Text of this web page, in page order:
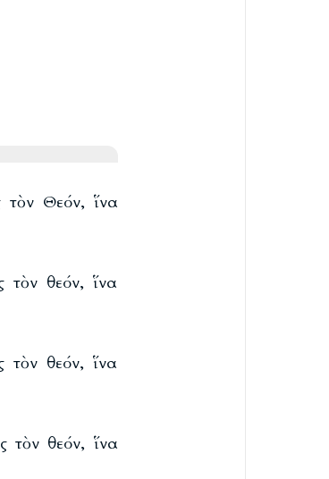
τὸν Θεόν, ἵνα
τὸν θεόν, ἵνα
τὸν θεόν, ἵνα
τὸν θεόν, ἵνα